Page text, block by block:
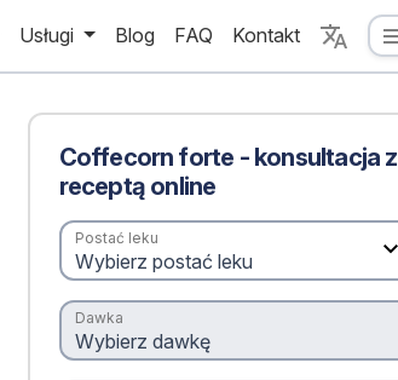
Usługi Blog FAQ Kontakt
Coffecorn forte - konsultacja z
receptą online
Postać leku
Dawka